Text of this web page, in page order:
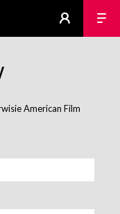
American Film